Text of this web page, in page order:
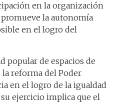
en la organización
la autonomía
en el logro del
popular de espacios de
reforma del Poder
en el logro de la igualdad
ejercicio implica que el